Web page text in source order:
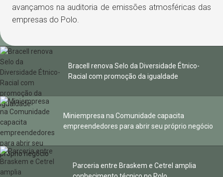
avançamos na auditoria de emissões atmosféricas das
empresas do Polo.
Bracell renova Selo da Diversidade Étnico-
Racial com promoção da igualdade
Miniempresa na Comunidade capacita
empreendedores para abrir seu próprio negócio
Parceria entre Braskem e Cetrel amplia